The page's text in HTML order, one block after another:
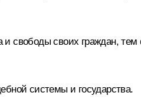
и свободы своих граждан,
системы и государства.